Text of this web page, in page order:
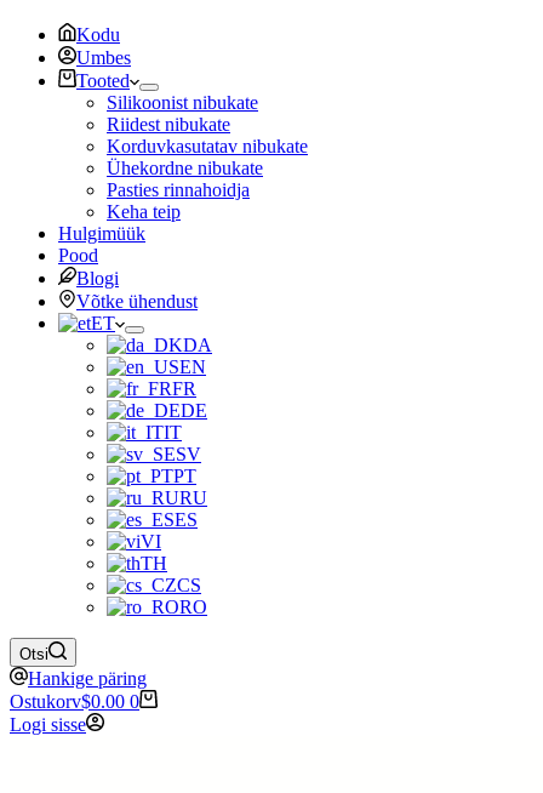
Kodu
Umbes
Tooted
Silikoonist nibukate
Riidest nibukate
Korduvkasutatav nibukate
Ühekordne nibukate
Pasties rinnahoidja
Keha teip
Hulgimüük
Pood
Blogi
Võtke ühendust
ET
DA
EN
FR
DE
IT
SV
PT
RU
ES
VI
TH
CS
RO
Otsi
Hankige päring
Ostukorv$0.00 0
Logi sisse